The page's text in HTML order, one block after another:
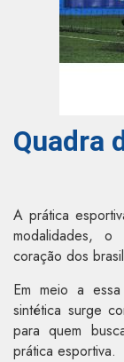
Quadra
A prática
modalidades,
coração dos
Em meio a
sintética surge
para quem
prática esportiva.